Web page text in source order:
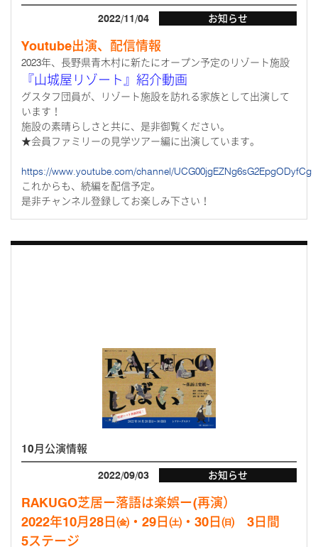
2022/11/04 お知らせ
Youtube出演、配信情報
2023年、長野県青木村に新たにオープン予定のリゾート施設
『山城屋リゾート』紹介動画
グスタフ団員が、リゾート施設を訪れる家族として出演して
います！
施設の素晴らしさと共に、是非御覧ください。
★会員ファミリーの見学ツアー編に出演しています。
https://www.youtube.com/channel/UCG00jgEZNg6sG2EpgODyfCg
これからも、続編を配信予定。
是非チャンネル登録してお楽しみ下さい！
10月公演情報
2022/09/03 お知らせ
RAKUGO芝居ー落語は楽娯ー(再演）
2022年10月28日㈮・29日㈯・30日㈰ 3日間
5ステージ